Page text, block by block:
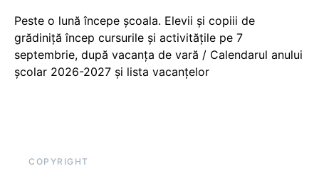
Peste o lună începe școala. Elevii și copiii de
grădiniță încep cursurile și activitățile pe 7
septembrie, după vacanța de vară / Calendarul anului
școlar 2026-2027 și lista vacanțelor
COPYRIGHT